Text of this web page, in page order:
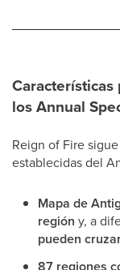
los Annual
Reign of Fire
establecidas del
Mapa de
región y, a
pueden